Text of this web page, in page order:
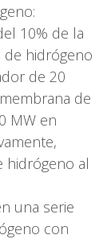
10% de la
de hidrógeno
de 20
de
MW en
hidrógeno al
una serie
con